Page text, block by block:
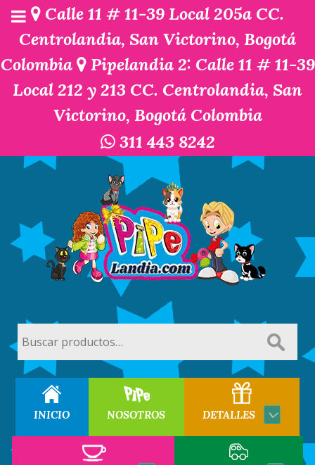
Calle 11 # 11-39 Local 205a CC.
Centrolandia, San Victorino, Bogotá
Colombia
Pipelandia 2: Calle 11 # 11-39
Local 212 y 213 CC. Centrolandia, San
Victorino, Bogotá Colombia
311 443 8242
por:
INICIO NOSOTROS DETALLES